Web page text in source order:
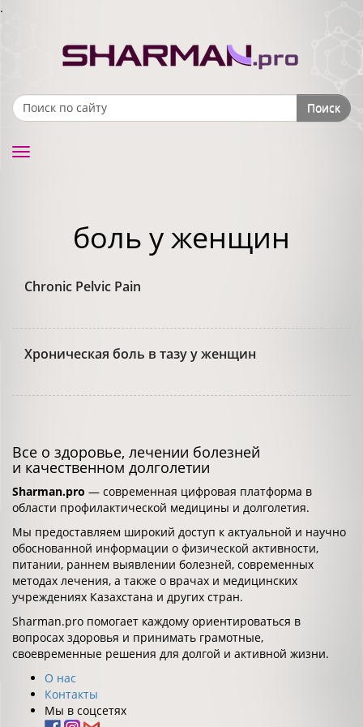
.
Search form Поиск
Toggle
боль у женщин
Chronic Pelvic Pain
Хроническая боль в тазу у женщин
Все о здоровье, лечении болезней
и качественном долголетии
Sharman.pro — современная цифровая платформа в
области профилактической медицины и долголетия.
Мы предоставляем широкий доступ к актуальной и научно
обоснованной информации о физической активности,
питании, раннем выявлении болезней, современных
методах лечения, а также о врачах и медицинских
учреждениях Казахстана и других стран.
Sharman.pro помогает каждому ориентироваться в
вопросах здоровья и принимать грамотные,
своевременные решения для долгой и активной жизни.
О нас
Контакты
Мы в соцсетях